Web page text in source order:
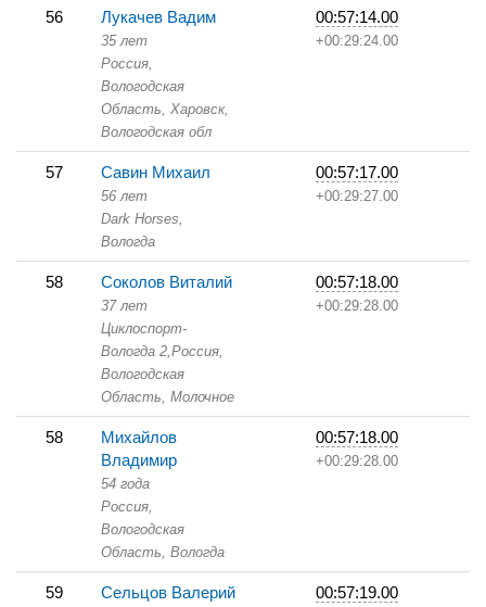
56 Лукачев Вадим
35 лет
Россия,
Вологодская
Область, Харовск,
Вологодская обл
00:57:14.00
+00:29:24.00
57 Савин Михаил
56 лет
Dark Horses,
Вологда
00:57:17.00
+00:29:27.00
58 Соколов Виталий
37 лет
Циклоспорт-
Вологда 2,Россия,
Вологодская
Область, Молочное
00:57:18.00
+00:29:28.00
58
Михайлов
Владимир
54 года
Россия,
Вологодская
Область, Вологда
00:57:18.00
+00:29:28.00
59 Сельцов Валерий 00:57:19.00